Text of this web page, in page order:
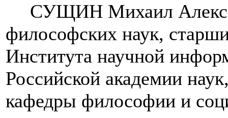
СУЩИН Михаил
философских наук,
Института научной
Российской академии
кафедры философии и